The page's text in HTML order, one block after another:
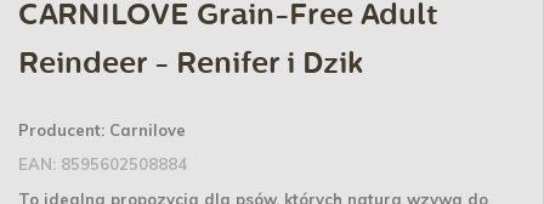
CARNILOVE Grain-Free Adult
Reindeer - Renifer i Dzik
Producent: Carnilove
EAN: 8595602508884
To idealna propozycja dla psów, których natura wzywa do